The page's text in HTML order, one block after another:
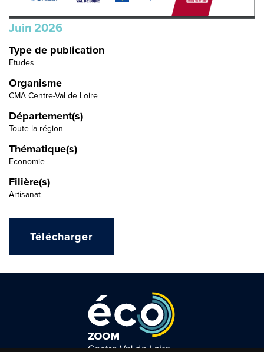
Juin 2026
Type de publication
Etudes
Organisme
CMA Centre-Val de Loire
Département(s)
Toute la région
Thématique(s)
Economie
Filière(s)
Artisanat
Télécharger